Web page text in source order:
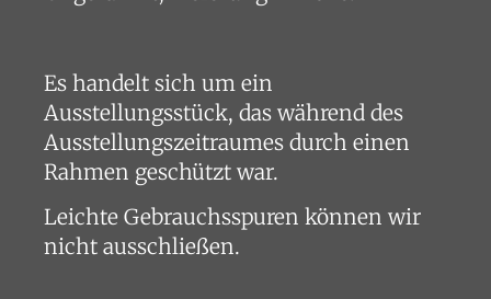
Es handelt sich um ein
Ausstellungsstück, das während des
Ausstellungszeitraumes durch einen
Rahmen geschützt war.
Leichte Gebrauchsspuren können wir
nicht ausschließen.